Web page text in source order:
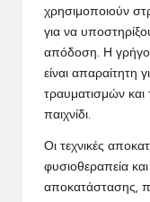
χρησιμοποιούν
για να
απόδοση. Η
είναι απαραίτητη
τραυματισμών
παιχνίδι.
Οι τεχνικές
φυσιοθεραπεία και
αποκατάστασης,